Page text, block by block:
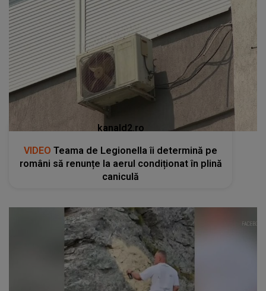
kanald2.ro
VIDEO Teama de Legionella îi determină pe
români să renunțe la aerul condiționat în plină
caniculă